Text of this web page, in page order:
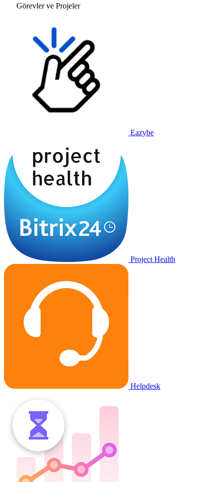
Görevler ve Projeler
Eazybe
Project Health
Helpdesk